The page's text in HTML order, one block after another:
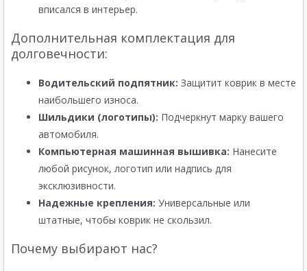
вписался в интерьер.
Дополнительная комплектация для
долговечности:
Водительский подпятник: Защитит коврик в месте
наибольшего износа.
Шильдики (логотипы): Подчеркнут марку вашего
автомобиля.
Компьютерная машинная вышивка: Нанесите
любой рисунок, логотип или надпись для
эксклюзивности.
Надежные крепления: Универсальные или
штатные, чтобы коврик не скользил.
Почему выбирают нас?